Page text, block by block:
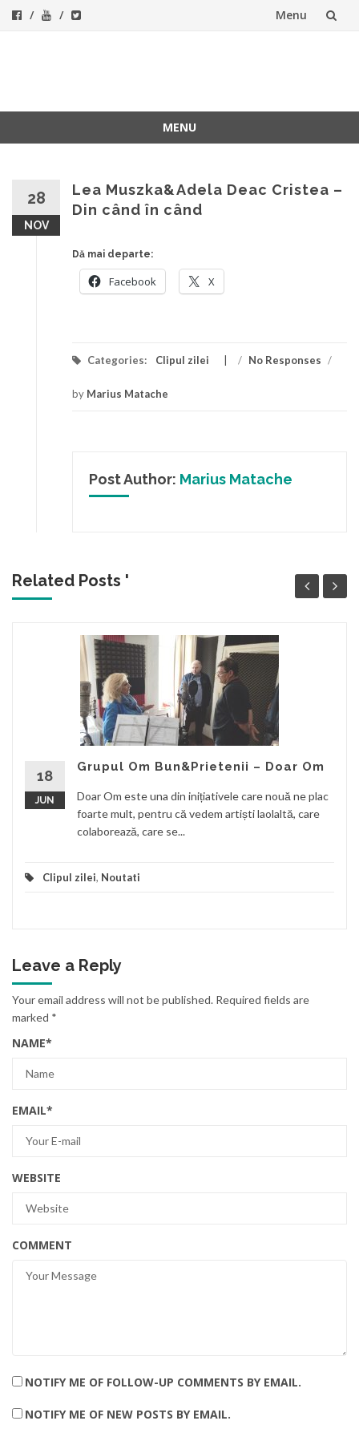
Menu
MENU
28
NOV
Lea Muszka&Adela Deac Cristea –
Din când în când
Dă mai departe:
Facebook X
Categories: Clipul zilei / No Responses /
by Marius Matache
Post Author: Marius Matache
Related Posts '
18
JUN
Grupul Om Bun&Prietenii – Doar Om
Doar Om este una din inițiativele care nouă ne plac
foarte mult, pentru că vedem artiști laolaltă, care
colaborează, care se...
Clipul zilei, Noutati
Leave a Reply
Your email address will not be published. Required fields are
marked *
NAME*
EMAIL*
WEBSITE
COMMENT
NOTIFY ME OF FOLLOW-UP COMMENTS BY EMAIL.
NOTIFY ME OF NEW POSTS BY EMAIL.